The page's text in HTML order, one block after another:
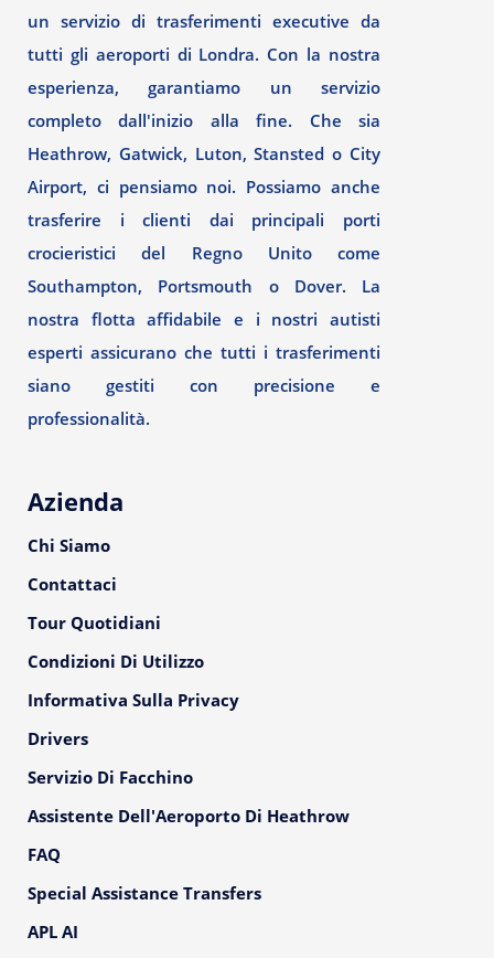
un servizio di trasferimenti executive da
tutti gli aeroporti di Londra. Con la nostra
esperienza, garantiamo un servizio
completo dall'inizio alla fine. Che sia
Heathrow, Gatwick, Luton, Stansted o City
Airport, ci pensiamo noi. Possiamo anche
trasferire i clienti dai principali porti
crocieristici del Regno Unito come
Southampton, Portsmouth o Dover. La
nostra flotta affidabile e i nostri autisti
esperti assicurano che tutti i trasferimenti
siano gestiti con precisione e
professionalità.
Azienda
Chi Siamo
Contattaci
Tour Quotidiani
Condizioni Di Utilizzo
Informativa Sulla Privacy
Drivers
Servizio Di Facchino
Assistente Dell'Aeroporto Di Heathrow
FAQ
Special Assistance Transfers
APL AI